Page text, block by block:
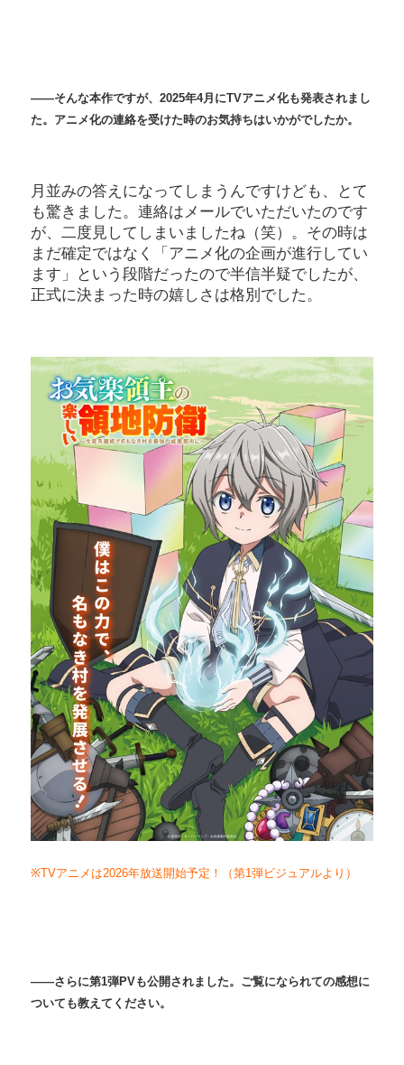
――そんな本作ですが、2025年4月にTVアニメ化も発表されまし
た。アニメ化の連絡を受けた時のお気持ちはいかがでしたか。
月並みの答えになってしまうんですけども、とて
も驚きました。連絡はメールでいただいたのです
が、二度見してしまいましたね（笑）。その時は
まだ確定ではなく「アニメ化の企画が進行してい
ます」という段階だったので半信半疑でしたが、
正式に決まった時の嬉しさは格別でした。
※TVアニメは2026年放送開始予定！（第1弾ビジュアルより）
――さらに第1弾PVも公開されました。ご覧になられての感想に
ついても教えてください。